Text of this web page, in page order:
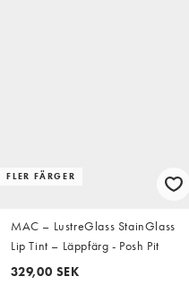
FLER FÄRGER
MAC – LustreGlass StainGlass
Lip Tint – Läppfärg - Posh Pit
329,00 SEK